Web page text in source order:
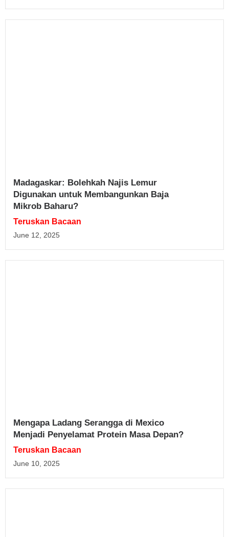
Madagaskar: Bolehkah Najis Lemur
Digunakan untuk Membangunkan Baja
Mikrob Baharu?
Teruskan Bacaan
June 12, 2025
Mengapa Ladang Serangga di Mexico
Menjadi Penyelamat Protein Masa Depan?
Teruskan Bacaan
June 10, 2025